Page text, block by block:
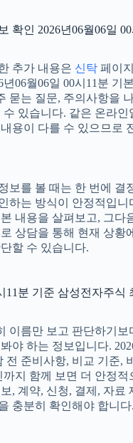
확인 2026년06월06일
추가 내용은 신탁 페이
06월06일 00시11분 기
묻는 질문, 주의사항을
있습니다. 같은 온라인
용이 다를 수 있으므로
보를 볼 때는 한 번에 결
하는 방식이 안정적입니
내용을 살펴보고, 그다
상담을 통해 현재 상황
할 수 있습니다.
11분 기준 삼성전자주식
이름만 보고 판단하기보
야 하는 정보입니다.
전 준비사항, 비교 기준,
지 함께 보면 더 안정적
, 계약, 신청, 결제, 자료
충분히 확인해야 합니다.